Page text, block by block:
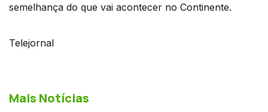
semelhança do que vai acontecer no Continente.
Telejornal
Mais Notícias